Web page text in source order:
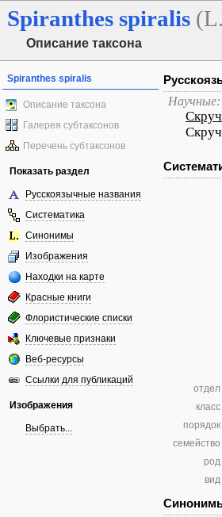
Spiranthes spiralis
Описание таксона
Spiranthes spiralis
Описание таксона
Галерея субтаксонов
Перечень субтаксонов
Показать раздел
Русскоязычные названия
Систематика
Синонимы
Изображения
Находки на карте
Красные книги
Флористические списки
Ключевые признаки
Веб-ресурсы
Ссылки для публикаций
Изображения
Выбрать...
Научные:
отдел
класс
порядок
семейство
род
вид